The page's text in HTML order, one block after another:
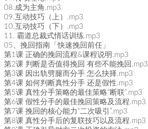
08.成为主角.mp3
09.互动技巧（上）.mp3
10.互动技巧（下）.mp3
11. 霸道总裁式情话训练.mp3
05、挽回指南「快速挽回前任」
第1课 正确的挽回流程&课程说明.mp3
第2课 判断是否值得挽回 有些不能挽回.mp3
第3课 因出轨劈腿而分手 怎么抉择.mp3
第4课 如何判断真性分手 还是假性.mp3
第5课 真性分手策略的最佳策略“断联”.mp3
第6课 假性分手的最佳挽回策略及流程.mp3
第7课 挽回的核心能力“二次吸引”.mp3
第8课 真性分手后的复联技巧以及流程.mp3